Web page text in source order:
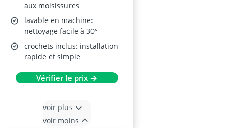
aux moisissures
lavable en machine:
nettoyage facile à 30°
crochets inclus: installation
rapide et simple
Vérifier le prix →
voir plus
voir moins